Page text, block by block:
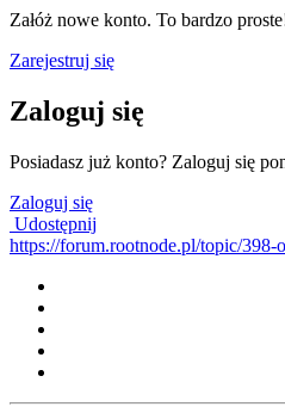
Załóż nowe konto. To bardzo
Zarejestruj się
Zaloguj się
Posiadasz już konto? Zaloguj się
Zaloguj się
Udostępnij
https://forum.rootnode.pl/topic/398-